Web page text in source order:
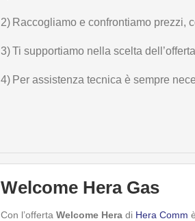
2) Raccogliamo e confrontiamo prezzi,
3)Ti supportiamo nella scelta
4) Per assistenza tecnica è sempre
Welcome Hera Gas
Con l’offerta Welcome Hera di Hera Comm